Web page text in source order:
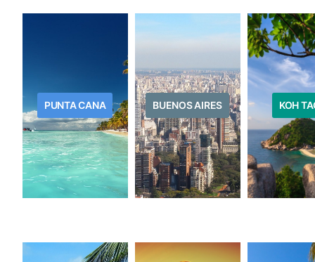
PUNTA CANA BUENOS AIRES KOH